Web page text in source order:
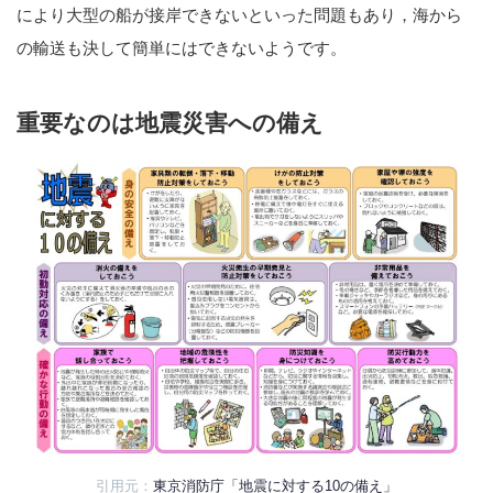
により大型の船が接岸できないといった問題もあり，海から
の輸送も決して簡単にはできないようです。
重要なのは地震災害への備え
引用元： 東京消防庁「地震に対する10の備え」